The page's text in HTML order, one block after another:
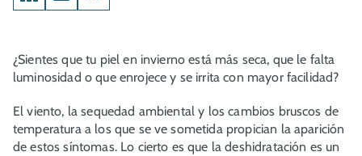
¿Sientes que tu piel en invierno está más seca, que le falta
luminosidad o que enrojece y se irrita con mayor facilidad?
El viento, la sequedad ambiental y los cambios bruscos de
temperatura a los que se ve sometida propician la aparición
de estos síntomas. Lo cierto es que la deshidratación es un